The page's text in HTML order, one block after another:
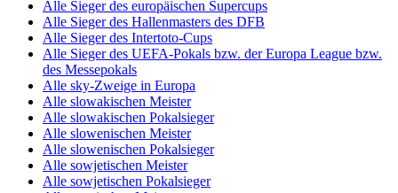
Alle Sieger des europäischen Supercups
Alle Sieger des Hallenmasters des DFB
Alle Sieger des Intertoto-Cups
Alle Sieger des UEFA-Pokals bzw. der Europa League bzw.
des Messepokals
Alle sky-Zweige in Europa
Alle slowakischen Meister
Alle slowakischen Pokalsieger
Alle slowenischen Meister
Alle slowenischen Pokalsieger
Alle sowjetischen Meister
Alle sowjetischen Pokalsieger